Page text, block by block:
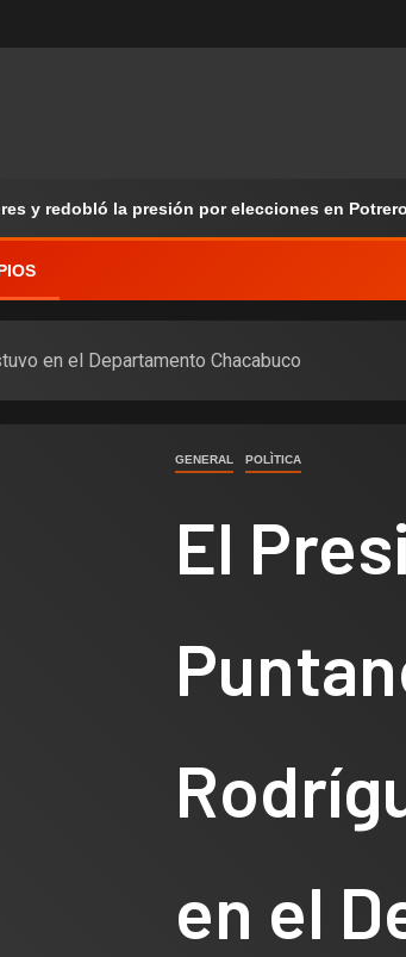
y redobló la presión por elecciones en
en el Departamento Chacabuco
GENERAL POLÌTICA
El
en el